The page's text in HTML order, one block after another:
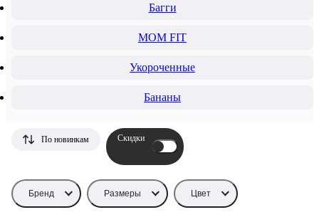
Багги
MOM FIT
Укороченные
Бананы
Бренд Размеры Цвет
По новинкам Скидки